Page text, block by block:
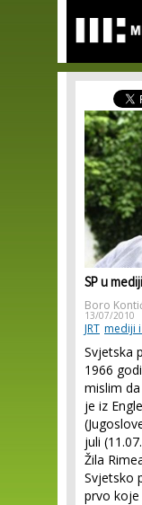
SP u
Boro
13/07/2010
JRT mediji
Svjetska
1966
mislim
je iz
juli
Žila
Svjetsko
prvo koje